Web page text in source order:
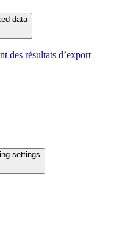
data
des résultats d’export
settings